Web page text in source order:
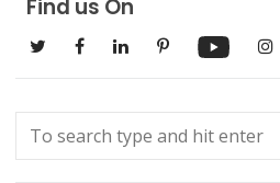
Find us On